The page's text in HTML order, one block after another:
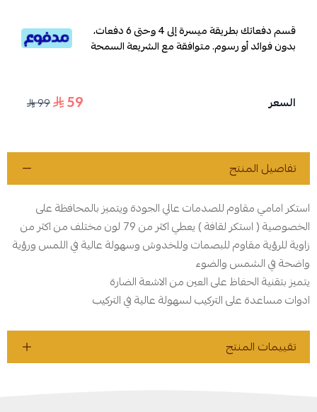
قسم دفعاتك بطريقة ميسرة إلى 4 وحتى 6 دفعات،
بدون فوائد أو رسوم. متوافقة مع الشريعة السمحة
السعر 59
99
تفاصيل المنتج
استكر امامي مقاوم للصدمات عالي الجودة ويتميز بالمحافظة على
الخصوصية ( استكر لقافة ) يعطي اكثر من 79 لون مختلف من اكثر من
زاوية للرؤية مقاوم للبصمات وللخدوش وسهولة عالية في اللمس ورؤية
واضحة في الشمس والضوء
يتميز بتقنية الحفاظ على العين من الاشعة الضارة
ادوات مساعدة على التركيب لسهولة عالية في التركيب
تقييمات المنتج